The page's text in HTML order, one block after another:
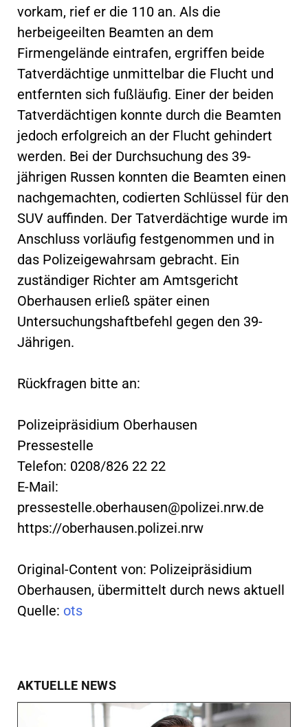
vorkam, rief er die 110 an. Als die
herbeigeeilten Beamten an dem
Firmengelände eintrafen, ergriffen beide
Tatverdächtige unmittelbar die Flucht und
entfernten sich fußläufig. Einer der beiden
Tatverdächtigen konnte durch die Beamten
jedoch erfolgreich an der Flucht gehindert
werden. Bei der Durchsuchung des 39-
jährigen Russen konnten die Beamten einen
nachgemachten, codierten Schlüssel für den
SUV auffinden. Der Tatverdächtige wurde im
Anschluss vorläufig festgenommen und in
das Polizeigewahrsam gebracht. Ein
zuständiger Richter am Amtsgericht
Oberhausen erließ später einen
Untersuchungshaftbefehl gegen den 39-
Jährigen.
Rückfragen bitte an:
Polizeipräsidium Oberhausen
Pressestelle
Telefon: 0208/826 22 22
E-Mail:
pressestelle.oberhausen@polizei.nrw.de
https://oberhausen.polizei.nrw
Original-Content von: Polizeipräsidium
Oberhausen, übermittelt durch news aktuell
Quelle: ots
AKTUELLE NEWS